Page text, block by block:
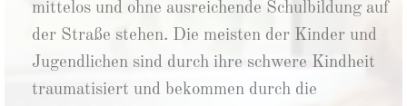
mittelos und ohne ausreichende Schulbildung auf
der Straße stehen. Die meisten der Kinder und
Jugendlichen sind durch ihre schwere Kindheit
traumatisiert und bekommen durch die